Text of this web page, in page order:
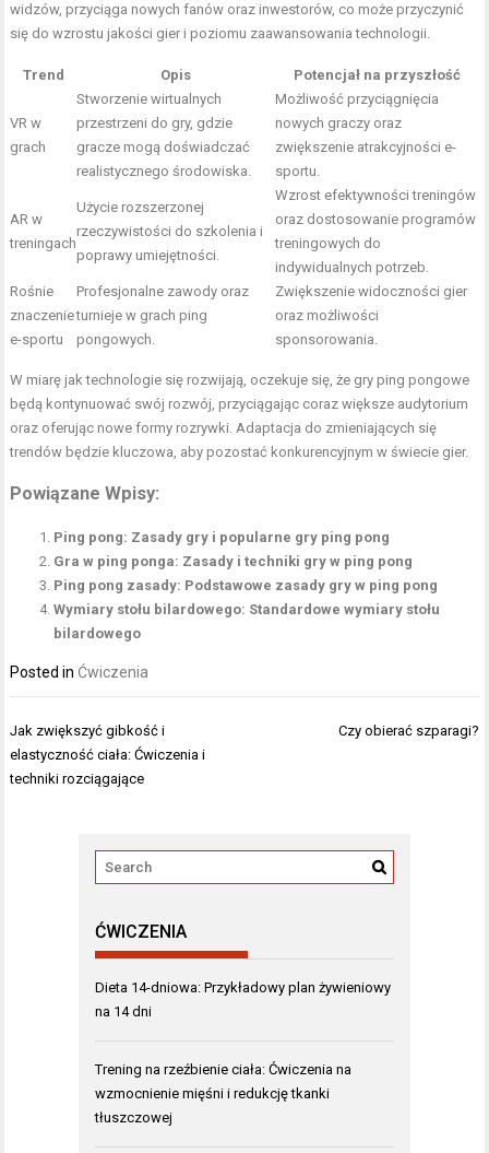
widzów, przyciąga nowych fanów oraz inwestorów, co może przyczynić
się do wzrostu jakości gier i poziomu zaawansowania technologii.
Trend Opis Potencjał na przyszłość
VR w
grach
Stworzenie wirtualnych
przestrzeni do gry, gdzie
gracze mogą doświadczać
realistycznego środowiska.
Możliwość przyciągnięcia
nowych graczy oraz
zwiększenie atrakcyjności e-
sportu.
AR w
treningach
Użycie rozszerzonej
rzeczywistości do szkolenia i
poprawy umiejętności.
Wzrost efektywności treningów
oraz dostosowanie programów
treningowych do
indywidualnych potrzeb.
Rośnie
znaczenie
e-sportu
Profesjonalne zawody oraz
turnieje w grach ping
pongowych.
Zwiększenie widoczności gier
oraz możliwości
sponsorowania.
W miarę jak technologie się rozwijają, oczekuje się, że gry ping pongowe
będą kontynuować swój rozwój, przyciągając coraz większe audytorium
oraz oferując nowe formy rozrywki. Adaptacja do zmieniających się
trendów będzie kluczowa, aby pozostać konkurencyjnym w świecie gier.
Powiązane Wpisy:
Ping pong: Zasady gry i popularne gry ping pong
Gra w ping ponga: Zasady i techniki gry w ping pong
Ping pong zasady: Podstawowe zasady gry w ping pong
Wymiary stołu bilardowego: Standardowe wymiary stołu
bilardowego
Posted in Ćwiczenia
Nawigacja
wpisu
Jak zwiększyć gibkość i
elastyczność ciała: Ćwiczenia i
techniki rozciągające
Czy obierać szparagi?
ĆWICZENIA
Dieta 14-dniowa: Przykładowy plan żywieniowy
na 14 dni
Trening na rzeźbienie ciała: Ćwiczenia na
wzmocnienie mięśni i redukcję tkanki
tłuszczowej